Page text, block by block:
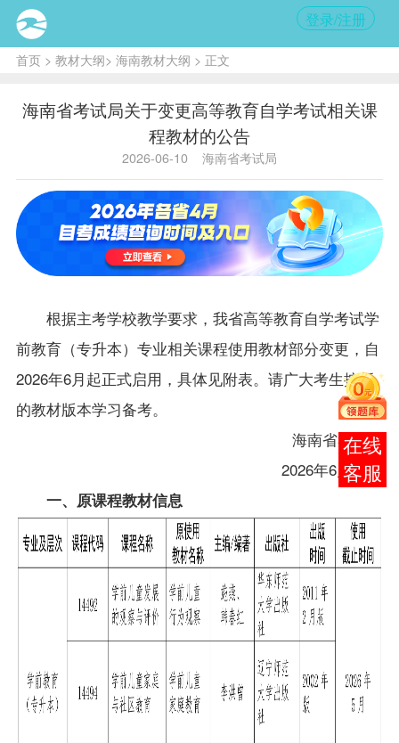
登录/注册
首页> 教材大纲> 海南教材大纲 > 正文
海南省考试局关于变更高等教育自学考试相关课
程教材的公告
2026-06-10 海南省考试局
根据主考学校教学要求， 我省高等教育自学考试学
前教育（专升本） 专业相关课程使用教材部分变更 ， 自
2026年6月起正式启用 ， 具体见附表。请广大考生按新
的教材版本学习备考。
海南省考试局
2026年6 月10日
一、原课程教材信息
在线
客服